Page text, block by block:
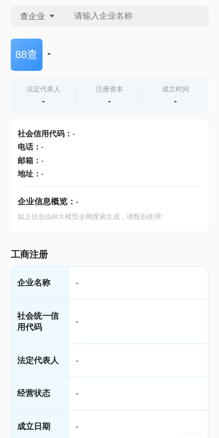
查企业
查企业
查产地
88查 -
法定代表人
-
注册资本
-
成立时间
-
社会信用代码： -
电话： -
邮箱： -
地址： -
企业信息概览： -
如上信息由AI大模型全网搜索生成，请甄别使用!
工商注册
企业名称 -
社会统一信
用代码
-
法定代表人 -
经营状态 -
成立日期 -